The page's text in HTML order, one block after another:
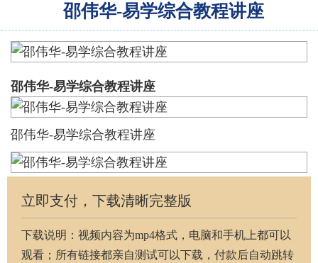
邵伟华-易学综合教程讲座
邵伟华-易学综合教程讲座
邵伟华-易学综合教程讲座
立即支付，下载清晰完整版
下载说明：视频内容为mp4格式，电脑和手机上都可以
观看；所有链接都亲自测试可以下载，付款后自动跳转